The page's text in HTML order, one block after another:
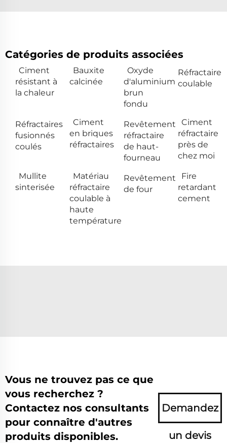
Catégories de produits associées
Ciment
résistant à
la chaleur
Bauxite
calcinée
Oxyde
d'aluminium
brun
fondu
Réfractaire
coulable
Réfractaires
fusionnés
coulés
Ciment
en briques
réfractaires
Revêtement
réfractaire
de haut-
fourneau
Ciment
réfractaire
près de
chez moi
Mullite
sinterisée
Matériau
réfractaire
coulable à
haute
température
Revêtement
de four
Fire
retardant
cement
Vous ne trouvez pas ce que
vous recherchez ?
Contactez nos consultants
pour connaître d'autres
produits disponibles.
Demandez
un devis